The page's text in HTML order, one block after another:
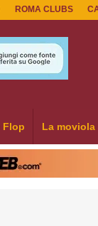
ROMA CLUBS
Flop La moviola